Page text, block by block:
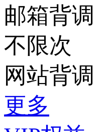
邮箱背调
不限次
网站背调
更多